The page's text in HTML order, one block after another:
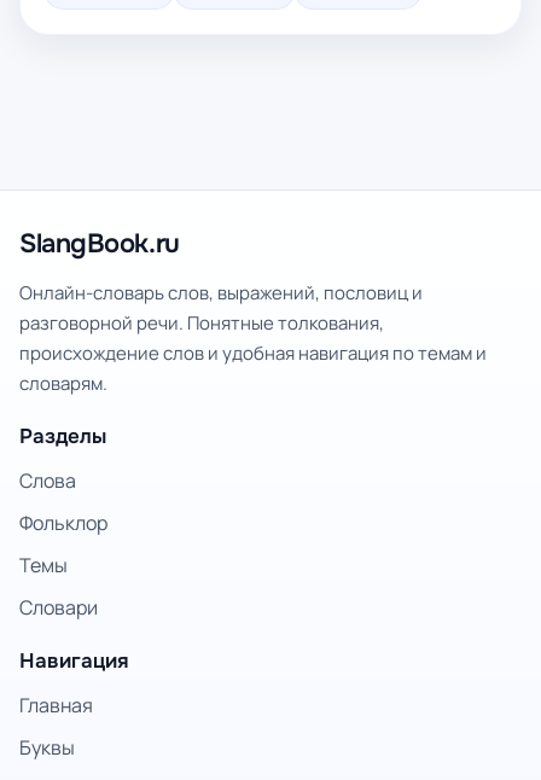
SlangBook.ru
Онлайн-словарь слов, выражений, пословиц и
разговорной речи. Понятные толкования,
происхождение слов и удобная навигация по темам и
словарям.
Разделы
Слова
Фольклор
Темы
Словари
Навигация
Главная
Буквы